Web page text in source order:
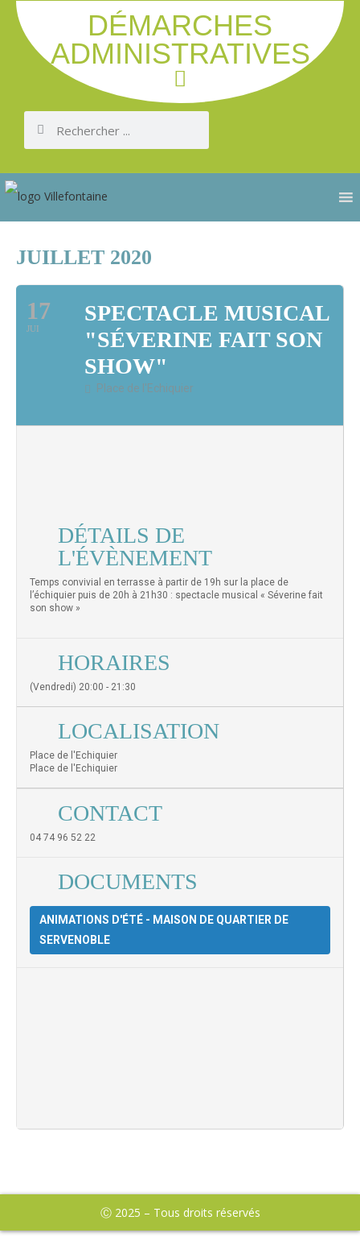
DÉMARCHES
ADMINISTRATIVES
JUILLET 2020
17
JUI
SPECTACLE MUSICAL
"SÉVERINE FAIT SON
SHOW"
Place de l'Echiquier
DÉTAILS DE
L'ÉVÈNEMENT
Temps convivial en terrasse à partir de 19h sur la place de
l’échiquier puis de 20h à 21h30 : spectacle musical « Séverine fait
son show »
HORAIRES
(Vendredi) 20:00 - 21:30
LOCALISATION
Place de l'Echiquier
Place de l'Echiquier
CONTACT
04 74 96 52 22
DOCUMENTS
ANIMATIONS D'ÉTÉ - MAISON DE QUARTIER DE
SERVENOBLE
Ⓒ 2025 – Tous droits réservés